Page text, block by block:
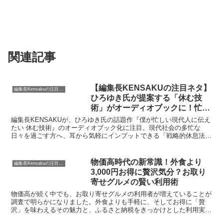
関連記事
【編集長KENSAKUの注目ネタ】
ひろゆき氏が提案する「休む技
術」がオーディオブックに！忙し
い現代人に贈る戦略的休息法と
は？
編集長KENSAKUが、ひろゆき氏の話題作『僕が忙しい現代人に伝え
たい 休む技術』のオーディオブック化に注目。現代社会の多忙な
日々を過ごす方へ、耳から気軽にインプットできる「戦略的休息法」
編集長Kensakuの注目ネタ
物価高時代の新常識！外食より
3,000円お得に贅沢気分？お取り
寄せグルメの賢い利用術
物価高が続く中でも、お取り寄せグルメの利用者が増えていることが
調査で明らかになりました。外食よりも手軽に、そしてお得に「贅
沢」を味わえるその魅力と、ふるさと納税をきっかけとした利用実態